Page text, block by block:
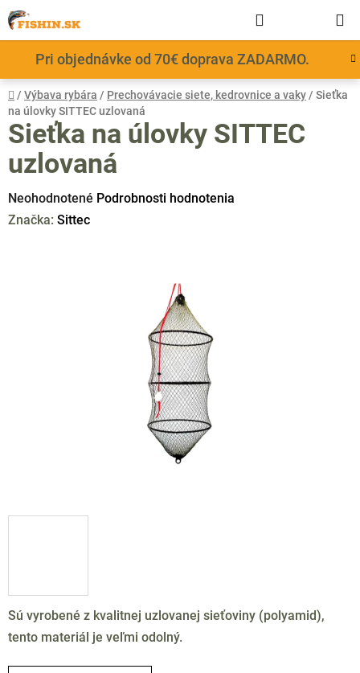
Prejsť
na
obsah
Pri objednávke od 70€ doprava ZADARMO.
KOŠÍK
Domov
/ Výbava rybára / Prechovávacie siete, kedrovnice a vaky / Sieťka
na úlovky SITTEC uzlovaná
Sú vyrobené z kvalitnej uzlovanej sieťoviny (polyamid),
tento materiál je veľmi odolný.
Sieťka na úlovky SITTEC
uzlovaná
Priemerné
hodnotenie
Neohodnotené Podrobnosti hodnotenia
Značka: Sittec